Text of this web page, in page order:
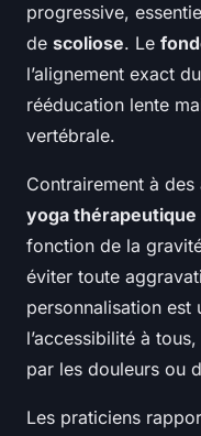
progressive,
de scoliose. Le
l’alignement exact
rééducation lente
vertébrale.
Contrairement à
yoga thérapeutique
fonction de la
éviter toute
personnalisation est
l’accessibilité à
par les douleurs ou
Les praticiens